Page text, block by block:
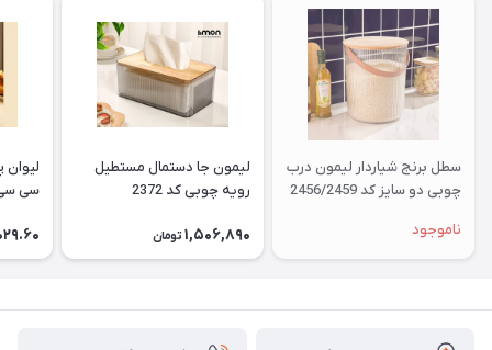
سطل برنج شیاردار لیمون درب
چوبی دو سایز کد 2456/2459
ناموجود
لیمون جا دستمال مستطیل
رویه چوبی کد 2372
1,506,890 تومان
سی سی